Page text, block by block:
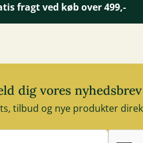
fragt ved køb over 499,-
dig vores nyhedsbrev
tilbud og nye produkter
E-mail adresse